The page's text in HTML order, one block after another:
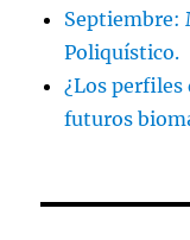
Septiembre:
Poliquístico.
¿Los perfiles
futuros